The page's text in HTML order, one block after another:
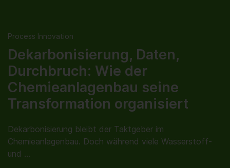
Process Innovation
Dekarbonisierung, Daten,
Durchbruch: Wie der
Chemieanlagenbau seine
Transformation organisiert
Dekarbonisierung bleibt der Taktgeber im
Chemieanlagenbau. Doch während viele Wasserstoff‑
und …